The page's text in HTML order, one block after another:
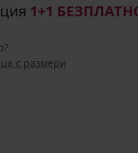
1+1
с размери